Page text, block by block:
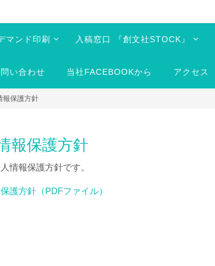
マンド印刷 入稿窓口 『創文社STOCK』
い合わせ 当社FACEBOOKから アクセス
報保護方針
報保護方針
情報保護方針です。
護方針（PDFファイル）